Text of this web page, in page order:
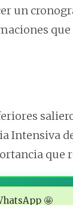
un
que
Intensiva
que
🤩